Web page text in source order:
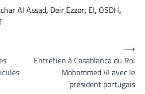
Al Assad, Deir Ezzor, EI, OSDH,
Entretien à Casablanca du Roi
Mohammed VI avec le
président portugais
⟶